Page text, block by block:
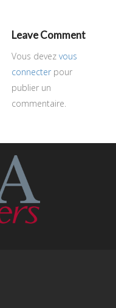
Leave Comment
Vous devez vous
connecter pour
publier un
commentaire.